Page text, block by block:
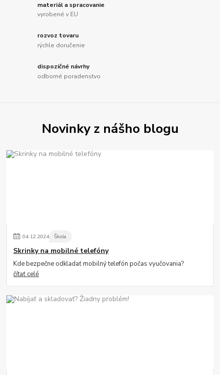
materiál a spracovanie
vyrobené v EU
rozvoz tovaru
rýchle doručenie
dispozičné návrhy
odborné poradenstvo
Novinky z nášho blogu
04.12.2024 Škola
Skrinky na mobilné telefóny
Kde bezpečne odkladať mobilný telefón počas vyučovania?
čítať celé